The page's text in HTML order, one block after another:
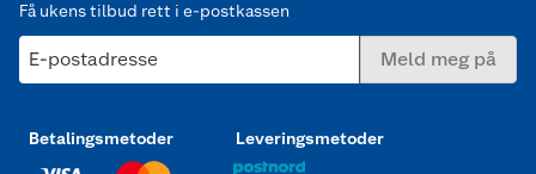
Få ukens tilbud rett i e-postkassen
E-postadresse Meld meg på
Betalingsmetoder Leveringsmetoder